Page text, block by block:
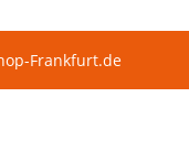
Frankfurt.de